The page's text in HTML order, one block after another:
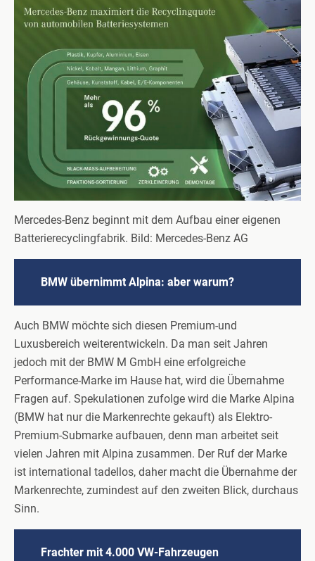
Mercedes-Benz beginnt mit dem Aufbau einer eigenen
Batterierecyclingfabrik. Bild: Mercedes-Benz AG
BMW übernimmt Alpina: aber warum?
Auch BMW möchte sich diesen Premium-und
Luxusbereich weiterentwickeln. Da man seit Jahren
jedoch mit der BMW M GmbH eine erfolgreiche
Performance-Marke im Hause hat, wird die Übernahme
Fragen auf. Spekulationen zufolge wird die Marke Alpina
(BMW hat nur die Markenrechte gekauft) als Elektro-
Premium-Submarke aufbauen, denn man arbeitet seit
vielen Jahren mit Alpina zusammen. Der Ruf der Marke
ist international tadellos, daher macht die Übernahme der
Markenrechte, zumindest auf den zweiten Blick, durchaus
Sinn.
Frachter mit 4.000 VW-Fahrzeugen